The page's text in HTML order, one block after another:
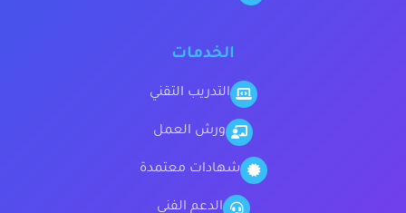
الخدمات
التدريب التقني
ورش العمل
شهادات معتمدة
الدعم الفني